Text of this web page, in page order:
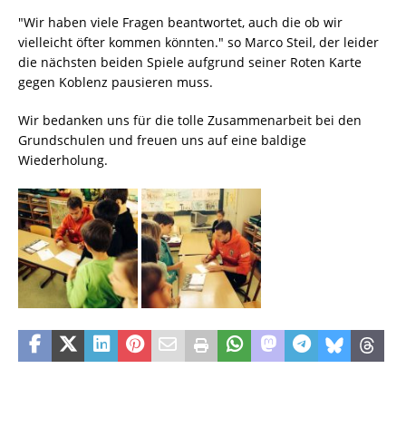
"Wir haben viele Fragen beantwortet, auch die ob wir
vielleicht öfter kommen könnten." so Marco Steil, der leider
die nächsten beiden Spiele aufgrund seiner Roten Karte
gegen Koblenz pausieren muss.
Wir bedanken uns für die tolle Zusammenarbeit bei den
Grundschulen und freuen uns auf eine baldige
Wiederholung.